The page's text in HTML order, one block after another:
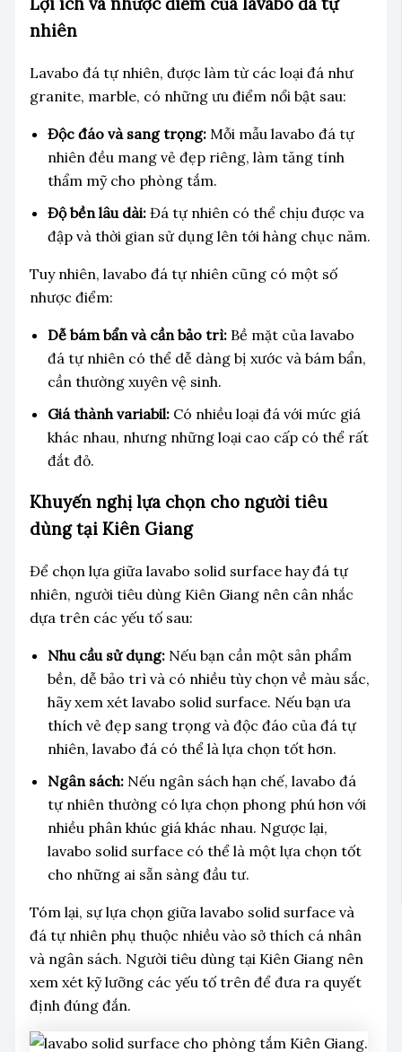
nhiên
Lavabo đá tự nhiên, được làm từ các loại đá như
granite, marble, có những ưu điểm nổi bật sau:
Độc đáo và sang trọng:Mỗi mẫu lavabo đá tự
nhiên đều mang vẻ đẹp riêng, làm tăng tính
thẩm mỹ cho phòng tắm.
Độ bền lâu dài:Đá tự nhiên có thể chịu được va
đập và thời gian sử dụng lên tới hàng chục năm.
Tuy nhiên, lavabo đá tự nhiên cũng có một số
nhược điểm:
Dễ bám bẩn và cần bảo trì:Bề mặt của lavabo
đá tự nhiên có thể dễ dàng bị xước và bám bẩn,
cần thường xuyên vệ sinh.
Giá thành variabil:Có nhiều loại đá với mức giá
khác nhau, nhưng những loại cao cấp có thể rất
đắt đỏ.
Khuyến nghị lựa chọn cho người tiêu
dùng tại Kiên Giang
Để chọn lựa giữa lavabo solid surface hay đá tự
nhiên, người tiêu dùng Kiên Giang nên cân nhắc
dựa trên các yếu tố sau:
Nhu cầu sử dụng:Nếu bạn cần một sản phẩm
bền, dễ bảo trì và có nhiều tùy chọn về màu sắc,
hãy xem xét lavabo solid surface. Nếu bạn ưa
thích vẻ đẹp sang trọng và độc đáo của đá tự
nhiên, lavabo đá có thể là lựa chọn tốt hơn.
Ngân sách:Nếu ngân sách hạn chế, lavabo đá
tự nhiên thường có lựa chọn phong phú hơn với
nhiều phân khúc giá khác nhau. Ngược lại,
lavabo solid surface có thể là một lựa chọn tốt
cho những ai sẵn sàng đầu tư.
Tóm lại, sự lựa chọn giữa lavabo solid surface và
đá tự nhiên phụ thuộc nhiều vào sở thích cá nhân
và ngân sách. Người tiêu dùng tại Kiên Giang nên
xem xét kỹ lưỡng các yếu tố trên để đưa ra quyết
định đúng đắn.